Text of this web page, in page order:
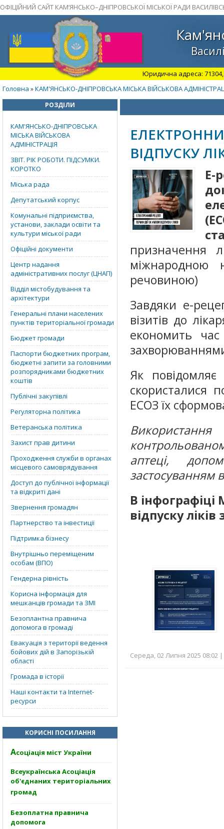
ОФІЦІЙНИЙ САЙТ КАМ’ЯНСЬКО–ДНІПРОВСЬКОЇ МІСЬКОЇ РАДИ
Юридична адреса: 71304,
Головна »КАМ'ЯНСЬКО-ДНІПРОВСЬКА МІСЬКА ВІЙСЬКОВА
РОЗДІЛИ
КАМ'ЯНСЬКО-ДНІПРОВСЬКА
МІСЬКА ВІЙСЬКОВА
АДМІНІСТРАЦІЯ
ЗВІТ. РІК РОБОТИ. ПІДСУМКИ.
КОРОТКО
Міська рада
Депутатський корпус
Комунальні підприємства,
установи, заклади освіти та
культури міської ради
Офіційні документи
Центр надання
адміністративних послуг (ЦНАП)
Відділ містобудування та
архітектури
Генеральні плани населених
пунктів територіальної громади
Бюджет громади
Паспорти бюджетних програм,
бюджетні запити за головними
розпорядниками бюджетних
коштів
Публічні закупівлі
Регуляторна політика
Ветеранська політика
Захист прав дитини
Проходження служби в органах
місцевого самоврядування
Доступ до публічної інформації
та відкриті дані
Звернення громадян
Партнерство та інвестиції
Підтримка бізнесу
Внутрішньо переміщеним
особам (ВПО)
Гендерна рівність
Корисна інформація для
мешканців громади та ЗМІ
Безоплантна правнича
допомога в громаді
Евакуація з території ведення
бойових дій в Запорізькій
області
Громада в історії
Наші контакти та Internet-
ресурси
КОРИСНІ ПОСИЛАННЯ
Асоціація міст України
Всеукраїнська Асоціація
об'єднаних територіальних
громад
Безоплатна правнича
допомога
ВІДПУСКУ
призначення
міжнародною
речовиною)
Завдяки е-
візитів до
економить
Як
скористалися
ЕСОЗ їх
аптеці,
застосуванням
В
відпуску
Середа, 02 Липня 2025 08:02 |